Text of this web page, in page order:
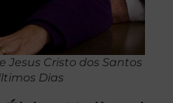
Jesus Cristo dos Santos
Dias